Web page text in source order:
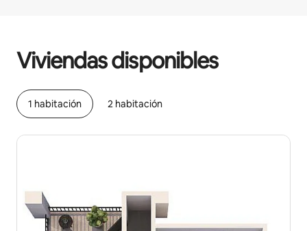
Viviendas disponibles
1 habitación 2 habitación